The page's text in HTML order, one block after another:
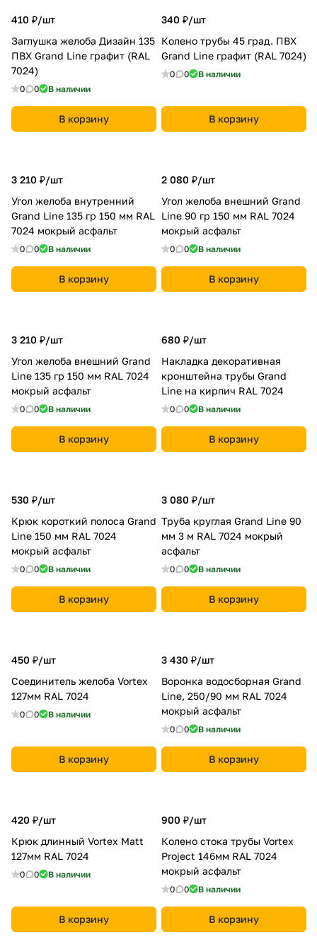
410 ₽/шт
Заглушка желоба Дизайн 135
ПВХ Grand Line графит (RAL
7024)
0 0 В наличии
В корзину
340 ₽/шт
Колено трубы 45 град. ПВХ
Grand Line графит (RAL 7024)
0 0 В наличии
В корзину
3 210 ₽/шт
Угол желоба внутренний
Grand Line 135 гр 150 мм RAL
7024 мокрый асфальт
0 0 В наличии
В корзину
2 080 ₽/шт
Угол желоба внешний Grand
Line 90 гр 150 мм RAL 7024
мокрый асфальт
0 0 В наличии
В корзину
3 210 ₽/шт
Угол желоба внешний Grand
Line 135 гр 150 мм RAL 7024
мокрый асфальт
0 0 В наличии
В корзину
680 ₽/шт
Накладка декоративная
кронштейна трубы Grand
Line на кирпич RAL 7024
0 0 В наличии
В корзину
530 ₽/шт
Крюк короткий полоса Grand
Line 150 мм RAL 7024
мокрый асфальт
0 0 В наличии
В корзину
3 080 ₽/шт
Труба круглая Grand Line 90
мм 3 м RAL 7024 мокрый
асфальт
0 0 В наличии
В корзину
450 ₽/шт
Соединитель желоба Vortex
127мм RAL 7024
0 0 В наличии
В корзину
3 430 ₽/шт
Воронка водосборная Grand
Line, 250/90 мм RAL 7024
мокрый асфальт
0 0 В наличии
В корзину
420 ₽/шт
Крюк длинный Vortex Matt
127мм RAL 7024
0 0 В наличии
В корзину
900 ₽/шт
Колено стока трубы Vortex
Project 146мм RAL 7024
мокрый асфальт
0 0 В наличии
В корзину